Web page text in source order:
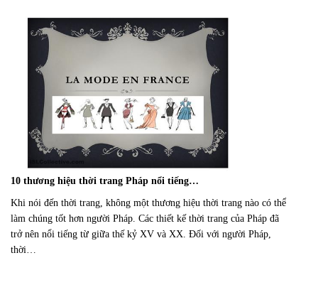
10 thương hiệu thời trang Pháp nổi tiếng…
Khi nói đến thời trang, không một thương hiệu thời trang nào có thể
làm chúng tốt hơn người Pháp. Các thiết kế thời trang của Pháp đã
trở nên nổi tiếng từ giữa thế kỷ XV và XX. Đối với người Pháp,
thời…